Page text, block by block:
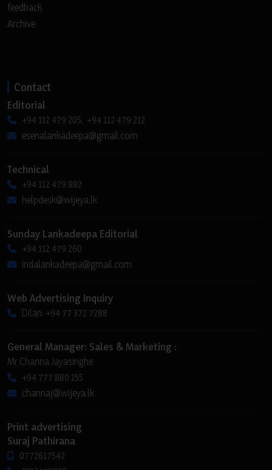
feedback
Archive
Contact
Editorial
+94 112 479 205, +94 112 479 212
esenalankadeepa@gmail.com
Technical
+94 112 479 882
helpdesk@wijeya.lk
Sunday Lankadeepa Editorial
+94 112 479 260
iridalankadeepa@gmail.com
Web Advertising Inquiry
Dilan: +94 77 372 7288
General Manager: Sales & Marketing :
Mr Channa Jayasinghe
+94 777 880 155
channaj@wijeya.lk
Print advertising
Suraj Pathirana
0772617542